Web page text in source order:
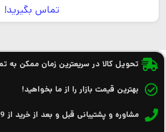
تماس بگیرید!
تحویل کالا در سریعترین زمان ممکن به
بهترین قیمت بازار را از ما بخواهید!
مشاوره و پشتیبانی قبل و بعد از خرید از 9 الی 17